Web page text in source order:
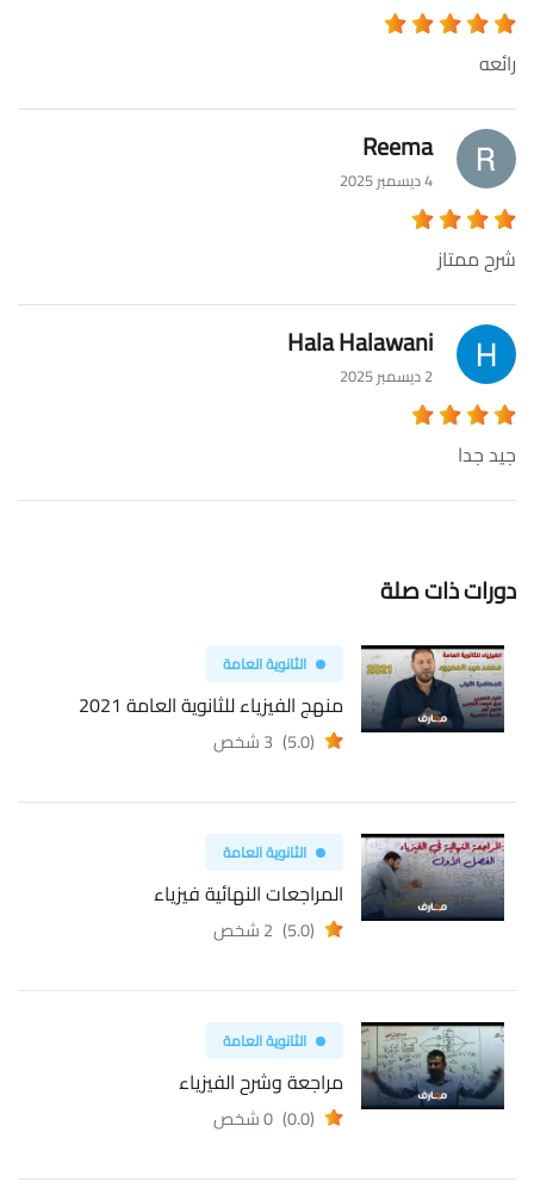
رائعه
Reema
4 ديسمبر 2025
شرح ممتاز
Hala Halawani
2 ديسمبر 2025
جيد جدا
دورات ذات صلة
الثانوية العامة
منهج الفيزياء للثانوية العامة 2021
(5.0) 3 شخص
الثانوية العامة
المراجعات النهائية فيزياء
(5.0) 2 شخص
الثانوية العامة
مراجعة وشرح الفيزياء
(0.0) 0 شخص